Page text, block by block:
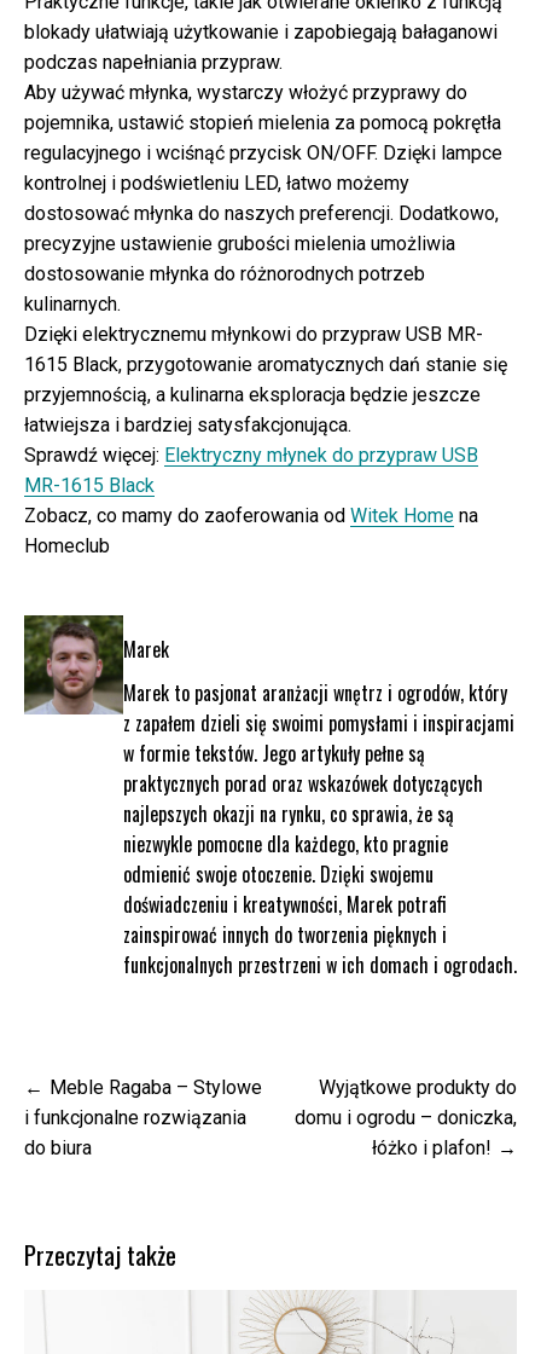
blokady ułatwiają użytkowanie i zapobiegają bałaganowi
podczas napełniania przypraw.
Aby używać młynka, wystarczy włożyć przyprawy do
pojemnika, ustawić stopień mielenia za pomocą pokrętła
regulacyjnego i wciśnąć przycisk ON/OFF. Dzięki lampce
kontrolnej i podświetleniu LED, łatwo możemy
dostosować młynka do naszych preferencji. Dodatkowo,
precyzyjne ustawienie grubości mielenia umożliwia
dostosowanie młynka do różnorodnych potrzeb
kulinarnych.
Dzięki elektrycznemu młynkowi do przypraw USB MR-
1615 Black, przygotowanie aromatycznych dań stanie się
przyjemnością, a kulinarna eksploracja będzie jeszcze
łatwiejsza i bardziej satysfakcjonująca.
Sprawdź więcej: Elektryczny młynek do przypraw USB
MR-1615 Black
Zobacz, co mamy do zaoferowania od Witek Home na
Homeclub
Marek
Marek to pasjonat aranżacji wnętrz i ogrodów, który
z zapałem dzieli się swoimi pomysłami i inspiracjami
w formie tekstów. Jego artykuły pełne są
praktycznych porad oraz wskazówek dotyczących
najlepszych okazji na rynku, co sprawia, że są
niezwykle pomocne dla każdego, kto pragnie
odmienić swoje otoczenie. Dzięki swojemu
doświadczeniu i kreatywności, Marek potrafi
zainspirować innych do tworzenia pięknych i
funkcjonalnych przestrzeni w ich domach i ogrodach.
Nawigacja
wpisu
Meble Ragaba – Stylowe
i funkcjonalne rozwiązania
do biura
Wyjątkowe produkty do
domu i ogrodu – doniczka,
łóżko i plafon!
Przeczytaj także